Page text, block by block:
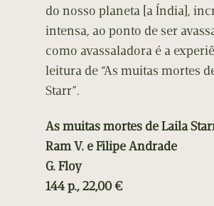
do nosso planeta [a Índia],
intensa, ao ponto de ser
como avassaladora é a
leitura de “As muitas mortes
Starr”.
As muitas mortes de Laila
Ram V. e Filipe Andrade
G. Floy
144 p., 22,00 €